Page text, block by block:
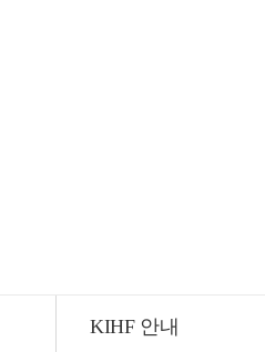
KIHF 안내